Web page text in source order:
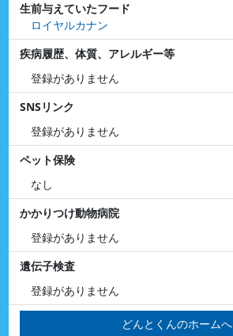
生前与えていたフード
ロイヤルカナン
疾病履歴、体質、アレルギー等
登録がありません
SNSリンク
登録がありません
ペット保険
なし
かかりつけ動物病院
登録がありません
遺伝子検査
登録がありません
どんとくんのホームへ